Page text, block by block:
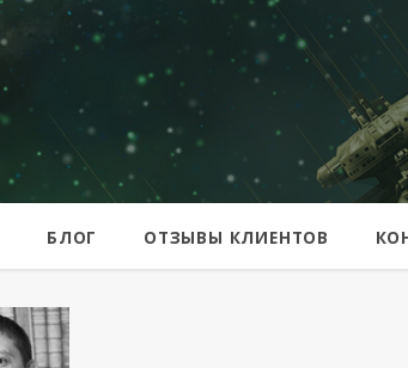
БЛОГ ОТЗЫВЫ КЛИЕНТОВ